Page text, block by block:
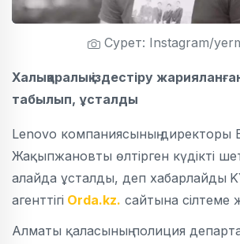
Сурет: Instagram/
Халықаралық іздестіру
табылып, ұсталды
Lenovo компаниясының директоры
Жақыпжановты өлтірген күдікті
алайда ұсталды, деп хабарлайды
агенттігі Orda.kz. сайтына сілтеме
Алматы қаласының полиция